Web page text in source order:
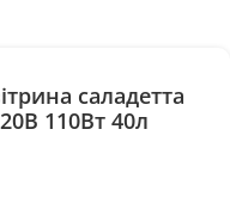
саладетта
110Вт 40л